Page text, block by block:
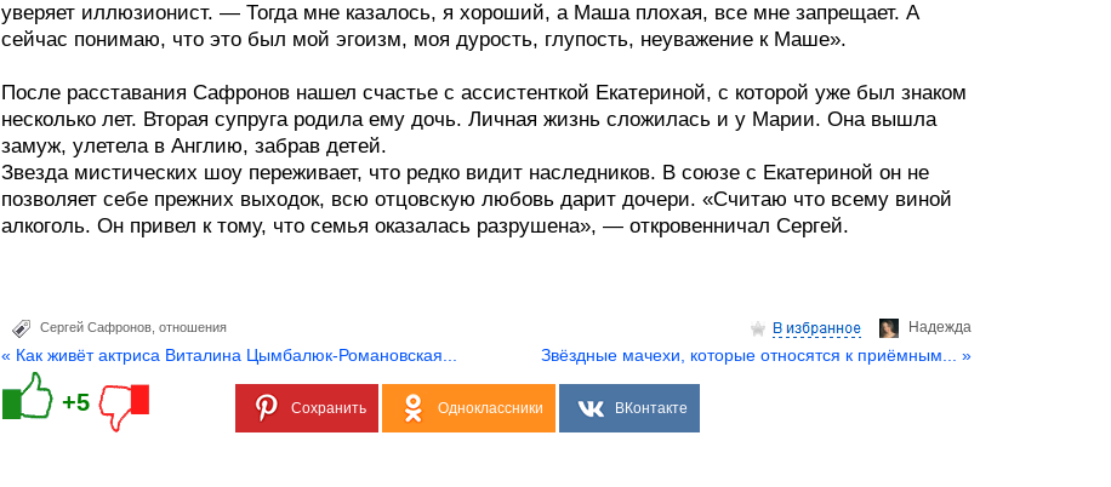
уверяет иллюзионист. — Тогда мне казалось, я хороший, а Маша плохая, все мне запрещает. А
сейчас понимаю, что это был мой эгоизм, моя дурость, глупость, неуважение к Маше».
После расставания Сафронов нашел счастье с ассистенткой Екатериной, с которой уже был знаком
несколько лет. Вторая супруга родила ему дочь. Личная жизнь сложилась и у Марии. Она вышла
замуж, улетела в Англию, забрав детей.
Звезда мистических шоу переживает, что редко видит наследников. В союзе с Екатериной он не
позволяет себе прежних выходок, всю отцовскую любовь дарит дочери. «Считаю что всему виной
алкоголь. Он привел к тому, что семья оказалась разрушена», — откровенничал Сергей.
Надеждa
Сергей Сафронов отношения
« Как живёт актриса Виталина Цымбалюк-Романовская... Звёздные мачехи, которые относятся к приёмным... »
+5 Сохранить Одноклассники ВКонтакте